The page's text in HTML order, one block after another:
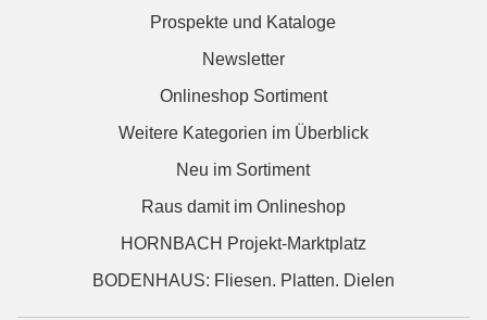
Prospekte und Kataloge
Newsletter
Onlineshop Sortiment
Weitere Kategorien im Überblick
Neu im Sortiment
Raus damit im Onlineshop
HORNBACH Projekt-Marktplatz
BODENHAUS: Fliesen. Platten. Dielen